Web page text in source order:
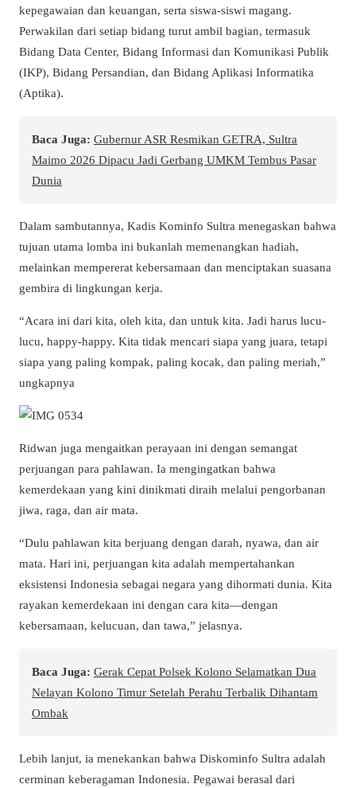
kepegawaian dan keuangan, serta siswa-siswi magang.
Perwakilan dari setiap bidang turut ambil bagian, termasuk
Bidang Data Center, Bidang Informasi dan Komunikasi Publik
(IKP), Bidang Persandian, dan Bidang Aplikasi Informatika
(Aptika).
Baca Juga: Gubernur ASR Resmikan GETRA, Sultra
Maimo 2026 Dipacu Jadi Gerbang UMKM Tembus Pasar
Dunia
Dalam sambutannya, Kadis Kominfo Sultra menegaskan bahwa
tujuan utama lomba ini bukanlah memenangkan hadiah,
melainkan mempererat kebersamaan dan menciptakan suasana
gembira di lingkungan kerja.
“Acara ini dari kita, oleh kita, dan untuk kita. Jadi harus lucu-
lucu, happy-happy. Kita tidak mencari siapa yang juara, tetapi
siapa yang paling kompak, paling kocak, dan paling meriah,”
ungkapnya
Ridwan juga mengaitkan perayaan ini dengan semangat
perjuangan para pahlawan. Ia mengingatkan bahwa
kemerdekaan yang kini dinikmati diraih melalui pengorbanan
jiwa, raga, dan air mata.
“Dulu pahlawan kita berjuang dengan darah, nyawa, dan air
mata. Hari ini, perjuangan kita adalah mempertahankan
eksistensi Indonesia sebagai negara yang dihormati dunia. Kita
rayakan kemerdekaan ini dengan cara kita—dengan
kebersamaan, kelucuan, dan tawa,” jelasnya.
Baca Juga: Gerak Cepat Polsek Kolono Selamatkan Dua
Nelayan Kolono Timur Setelah Perahu Terbalik Dihantam
Ombak
Lebih lanjut, ia menekankan bahwa Diskominfo Sultra adalah
cerminan keberagaman Indonesia. Pegawai berasal dari